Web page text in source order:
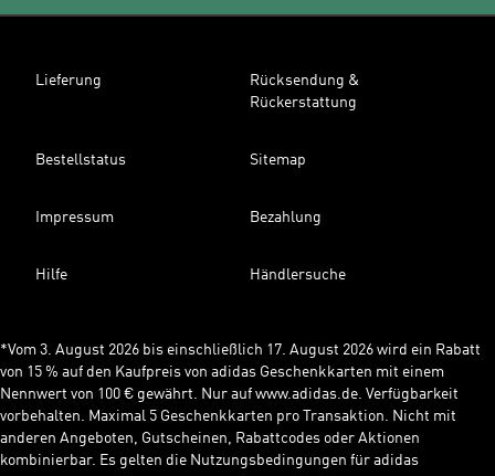
Lieferung
Rücksendung &
Rückerstattung
Bestellstatus Sitemap
Impressum Bezahlung
Hilfe Händlersuche
*Vom 3. August 2026 bis einschließlich 17. August 2026 wird ein Rabatt
von 15 % auf den Kaufpreis von adidas Geschenkkarten mit einem
Nennwert von 100 € gewährt. Nur auf www.adidas.de. Verfügbarkeit
vorbehalten. Maximal 5 Geschenkkarten pro Transaktion. Nicht mit
anderen Angeboten, Gutscheinen, Rabattcodes oder Aktionen
kombinierbar. Es gelten die Nutzungsbedingungen für adidas